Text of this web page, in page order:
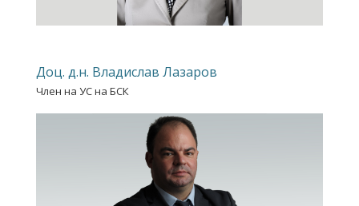
Доц. д.н. Владислав Лазаров
Член на УС на БСК